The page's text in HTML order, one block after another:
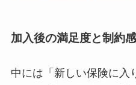
加入後の満足度と制約感
中には「新しい保険に入